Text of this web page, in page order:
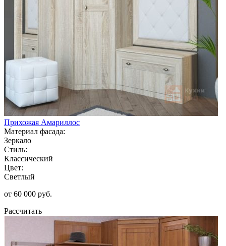
Прихожая Амариллос
Материал фасада:
Зеркало
Стиль:
Классический
Цвет:
Светлый
от 60 000 руб.
Рассчитать